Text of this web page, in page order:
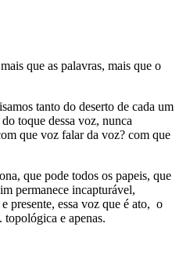
que as palavras, mais que o
tanto do deserto de cada um
toque dessa voz, nunca
que voz falar da voz? com que
que pode todos os papeis, que
permanece incapturável,
presente, essa voz que é ato, o
topológica e apenas.